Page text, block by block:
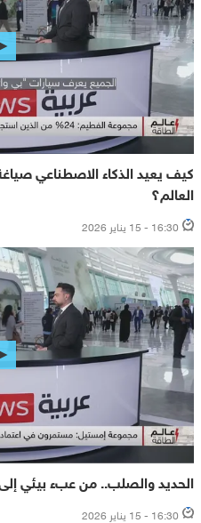
كيف يعيد الذكاء الاصطناعي
العالم؟
16:30 - 15 يناير 2026
الحديد والصلب.. من عبء بيئي
16:30 - 15 يناير 2026